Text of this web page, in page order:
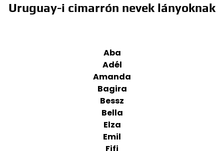
Uruguay-i cimarrón nevek lányoknak
Aba
Adél
Amanda
Bagira
Bessz
Bella
Elza
Emil
Fifi